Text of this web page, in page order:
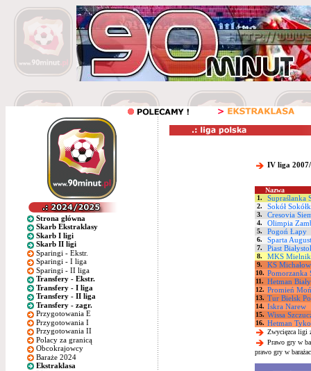
Strona główna
Skarb Ekstraklasy
Skarb I ligi
Skarb II ligi
Sparingi - Ekstr.
Sparingi - I liga
Sparingi - II liga
Transfery - Ekstr.
Transfery - I liga
Transfery - II liga
Transfery - zagr.
Przygotowania E
Przygotowania I
Przygotowania II
Polacy za granicą
Obcokrajowcy
Baraże 2024
Ekstraklasa
IV liga
Nazwa
1.
Supraślanka
2. Sokół
3. Cresovia
4. Olimpia
5. Pogoń Łapy
6. Sparta
7. Piast
8. MKS Mielnik
9. KS
10. Pomorzanka
11. Hetman
12. Promień
13. Tur Bielsk
14. Iskra Narew
15. Wissa
16. Hetman
Zwycięzca ligi
Prawo gry w
prawo gry w